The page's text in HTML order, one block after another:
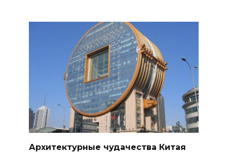
Архитектурные чудачества Китая